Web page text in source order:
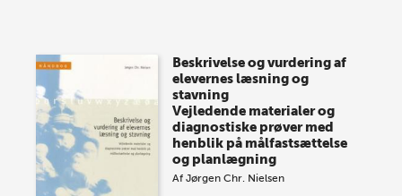
onsdag den 10. j…
Beskrivelse og vurdering af
elevernes læsning og
stavning
Vejledende materialer og
diagnostiske prøver med
henblik på målfastsættelse
og planlægning
AfJørgen Chr. Nielsen